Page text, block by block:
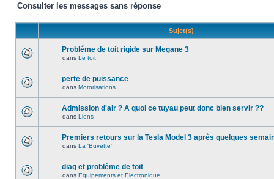
Consulter les messages sans réponse
Sujet(s)
Probléme de toit rigide sur Megane 3
dans Le toit
perte de puissance
dans Motorisations
Admission d'air ? A quoi ce tuyau peut donc bien servir ??
dans Liens
Premiers retours sur la Tesla Model 3 après quelques
dans La 'Buvette'
diag et probléme de toit
dans Equipements et Electronique